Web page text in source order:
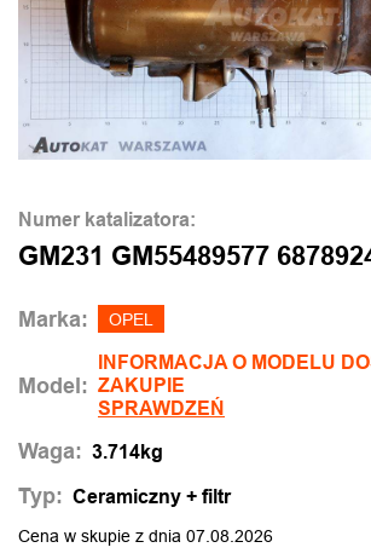
Numer katalizatora:
GM231 GM55489577
Marka: OPEL
Model:
INFORMACJA O MODELU
ZAKUPIE
SPRAWDZEŃ
Waga: 3.714kg
Typ: Ceramiczny + filtr
Cena w skupie z dnia 07.08.2026